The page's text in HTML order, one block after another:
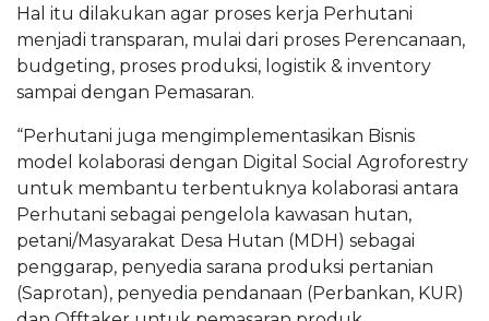
Hal itu dilakukan agar proses kerja Perhutani
menjadi transparan, mulai dari proses Perencanaan,
budgeting, proses produksi, logistik & inventory
sampai dengan Pemasaran.
“Perhutani juga mengimplementasikan Bisnis
model kolaborasi dengan Digital Social Agroforestry
untuk membantu terbentuknya kolaborasi antara
Perhutani sebagai pengelola kawasan hutan,
petani/Masyarakat Desa Hutan (MDH) sebagai
penggarap, penyedia sarana produksi pertanian
(Saprotan), penyedia pendanaan (Perbankan, KUR)